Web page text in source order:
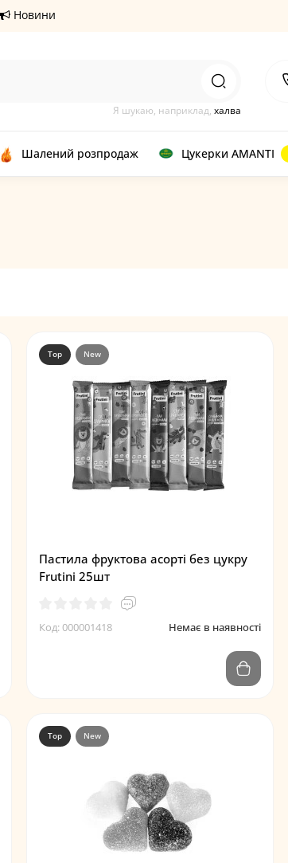
Новини
Я шукаю, наприклад, халва
Шалений розпродаж Цукерки AMANTI
Top New
Пастила фруктова асорті без цукру
Frutini 25шт
Код: 000001418 Немає в наявності
Top New